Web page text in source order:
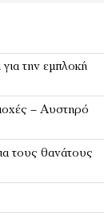
την εμπλοκή
– Αυστηρό
τους θανάτους